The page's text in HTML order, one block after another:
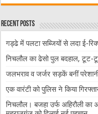
Recent Posts
गड्ढे में पलटा सब्जियों से लदा ई-
निचलौल का ढेसो पुल बदहाल, टूट-
जलभराव व जर्जर सड़कें बनीं
एक वारंटी को पुलिस ने किया
निचलौल। बजहा उर्फ अहिरौली